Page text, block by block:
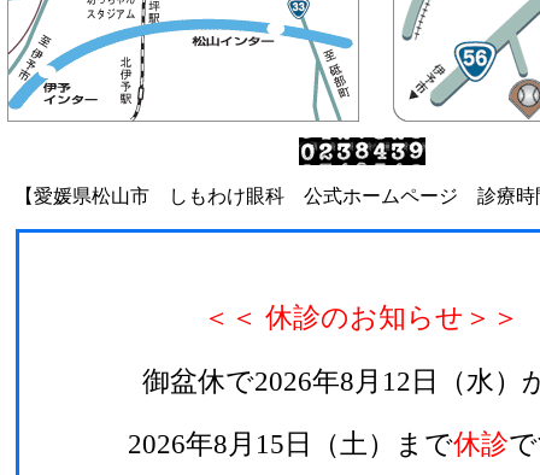
【愛媛県松山市 しもわけ眼科 公式ホームページ 診療時